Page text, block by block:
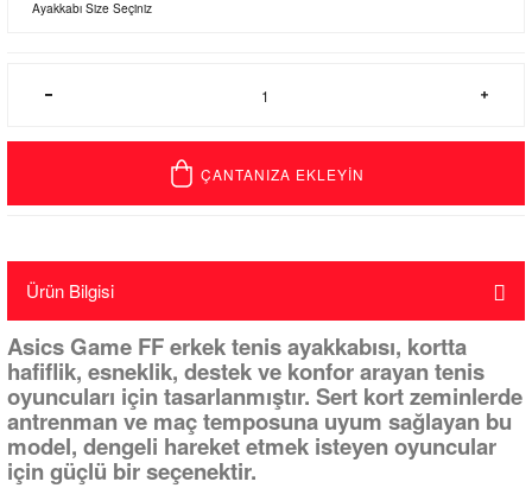
ÇANTANIZA EKLEYİN
Ürün Bilgisi
Asics Game FF erkek tenis ayakkabısı, kortta
hafiflik, esneklik, destek ve konfor arayan tenis
oyuncuları için tasarlanmıştır. Sert kort zeminlerde
antrenman ve maç temposuna uyum sağlayan bu
model, dengeli hareket etmek isteyen oyuncular
için güçlü bir seçenektir.